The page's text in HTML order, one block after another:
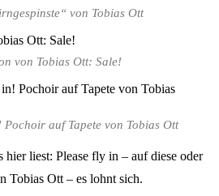
von Tobias Ott
von Tobias Ott: Sale!
Pochoir auf Tapete von Tobias Ott
liest: Please fly in – auf diese oder
Tobias Ott – es lohnt sich.